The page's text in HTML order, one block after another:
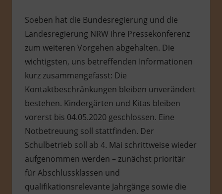
Soeben hat die Bundesregierung und die
Landesregierung NRW ihre Pressekonferenz
zum weiteren Vorgehen abgehalten. Die
wichtigsten, uns betreffenden Informationen
kurz zusammengefasst: Die
Kontaktbeschränkungen bleiben unverändert
bestehen. Kindergärten und Kitas bleiben
vorerst bis 04.05.2020 geschlossen. Eine
Notbetreuung soll stattfinden. Der
Schulbetrieb soll ab 4. Mai schrittweise wieder
aufgenommen werden – zunächst prioritär
für Abschlussklassen und
qualifikationsrelevante Jahrgänge sowie die